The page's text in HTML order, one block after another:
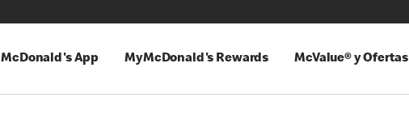
McDonald's App MyMcDonald's Rewards McValue® y Ofertas